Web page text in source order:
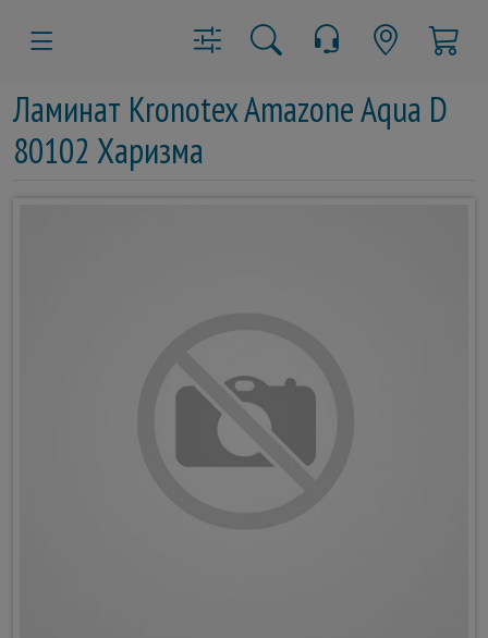
Ламинат Kronotex Amazone Aqua D
80102 Харизма